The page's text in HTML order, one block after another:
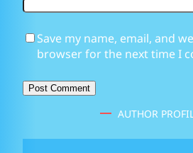
Save my name, email, and
browser for the next time I
AUTHOR